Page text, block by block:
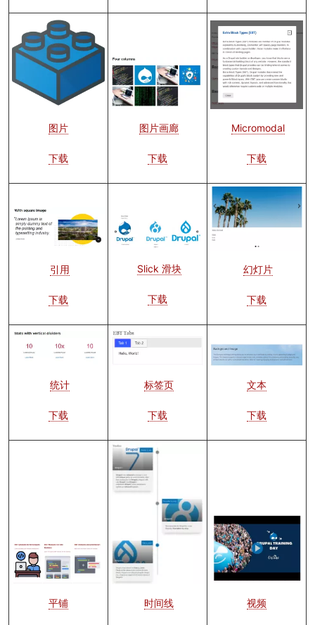
图片
下载
图
像
图片画廊
下载
图
像
Micromodal
下载
图
像
引用
下载
像
Slick 滑块
下载
图
像
幻灯片
下载
图
统计
下载
图
像
标签页
下载
图
像
文本
下载
图
像
平铺
图
像
时间线
像
视频